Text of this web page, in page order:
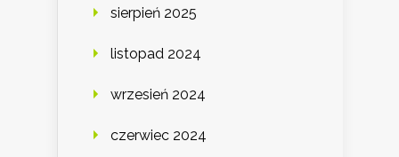
sierpień 2025
listopad 2024
wrzesień 2024
czerwiec 2024